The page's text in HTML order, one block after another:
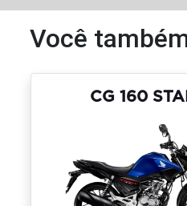
Você
CG 160